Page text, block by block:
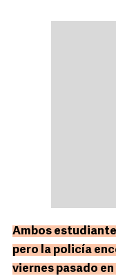
Ambos
pero la policía
viernes pasado